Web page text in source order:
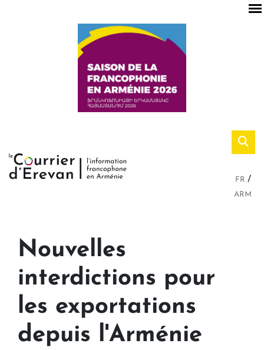
FR
ARM
Nouvelles
interdictions pour
les exportations
depuis l'Arménie